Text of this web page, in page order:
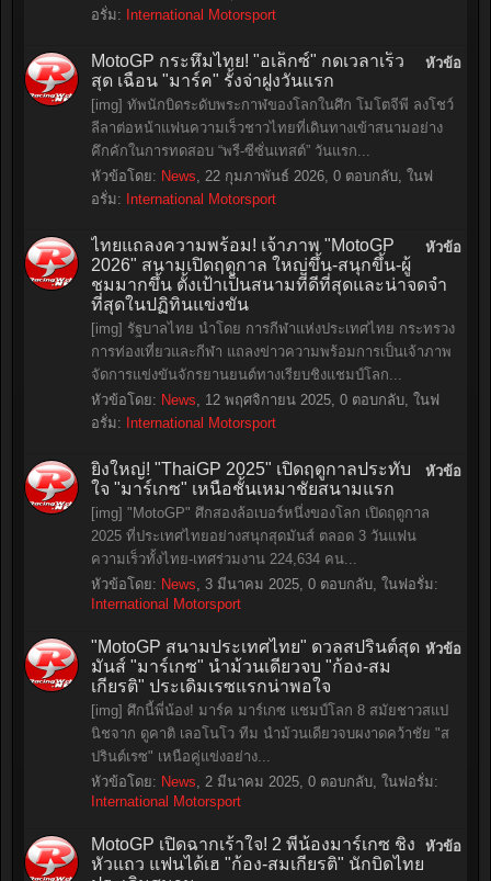
อรั่ม: International Motorsport
หัวข้อ
MotoGP กระหึ่มไทย! "อเล็กซ์" กดเวลาเร็ว
สุด เฉือน "มาร์ค" รั้งจ่าฝูงวันแรก
[img] ทัพนักบิดระดับพระกาฬของโลกในศึก โมโตจีพี ลงโชว์
ลีลาต่อหน้าแฟนความเร็วชาวไทยที่เดินทางเข้าสนามอย่าง
คึกคักในการทดสอบ “พรี-ซีซั่นเทสต์” วันแรก...
หัวข้อโดย: News, 22 กุมภาพันธ์ 2026, 0 ตอบกลับ, ในฟ
อรั่ม: International Motorsport
หัวข้อ
ไทยแถลงความพร้อม! เจ้าภาพ "MotoGP
2026" สนามเปิดฤดูกาล ใหญ่ขึ้น-สนุกขึ้น-ผู้
ชมมากขึ้น ตั้งเป้าเป็นสนามที่ดีที่สุดและน่าจดจำ
ที่สุดในปฏิทินแข่งขัน
[img] รัฐบาลไทย นำโดย การกีฬาแห่งประเทศไทย กระทรวง
การท่องเที่ยวและกีฬา แถลงข่าวความพร้อมการเป็นเจ้าภาพ
จัดการแข่งขันจักรยานยนต์ทางเรียบชิงแชมป์โลก...
หัวข้อโดย: News, 12 พฤศจิกายน 2025, 0 ตอบกลับ, ในฟ
อรั่ม: International Motorsport
หัวข้อ
ยิ่งใหญ่! "ThaiGP 2025" เปิดฤดูกาลประทับ
ใจ "มาร์เกซ" เหนือชั้นเหมาชัยสนามแรก
[img] "MotoGP" ศึกสองล้อเบอร์หนึ่งของโลก เปิดฤดูกาล
2025 ที่ประเทศไทยอย่างสนุกสุดมันส์ ตลอด 3 วันแฟน
ความเร็วทั้งไทย-เทศร่วมงาน 224,634 คน...
หัวข้อโดย: News, 3 มีนาคม 2025, 0 ตอบกลับ, ในฟอรั่ม:
International Motorsport
หัวข้อ
"MotoGP สนามประเทศไทย" ดวลสปรินต์สุด
มันส์ "มาร์เกซ" นำม้วนเดียวจบ "ก้อง-สม
เกียรติ" ประเดิมเรซแรกน่าพอใจ
[img] ศึกนี้พี่น้อง! มาร์ค มาร์เกซ แชมป์โลก 8 สมัยชาวสแป
นิชจาก ดูคาติ เลอโนโว ทีม นำม้วนเดียวจบผงาดคว้าชัย "ส
ปรินต์เรซ" เหนือคู่แข่งอย่าง...
หัวข้อโดย: News, 2 มีนาคม 2025, 0 ตอบกลับ, ในฟอรั่ม:
International Motorsport
หัวข้อ
MotoGP เปิดฉากเร้าใจ! 2 พี่น้องมาร์เกซ ชิง
หัวแถว แฟนได้เฮ "ก้อง-สมเกียรติ" นักบิดไทย